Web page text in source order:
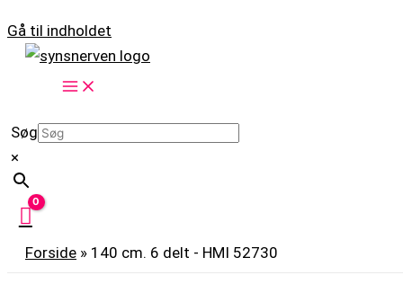
Gå til indholdet
Søg
×
Forside » 140 cm. 6 delt - HMI 52730